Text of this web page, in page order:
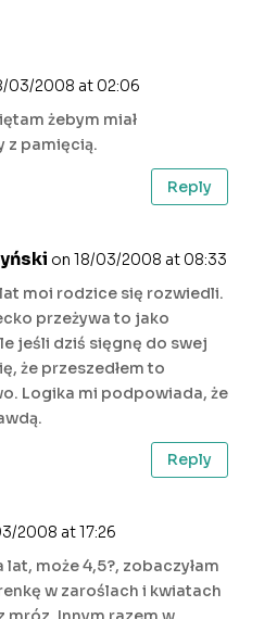
03/2008 at 02:06
żebym miał
z pamięcią.
Reply
on 18/03/2008 at 08:33
moi rodzice się rozwiedli.
przeżywa to jako
jeśli dziś sięgnę do swej
że przeszedłem to
Logika mi podpowiada, że
Reply
2008 at 17:26
lat, może 4,5?, zobaczyłam
w zaroślach i kwiatach